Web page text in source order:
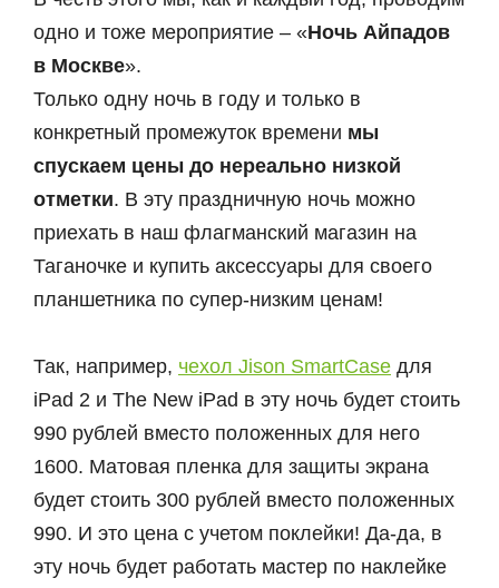
одно и тоже мероприятие – «Ночь Айпадов
в Москве».
Только одну ночь в году и только в
конкретный промежуток времени мы
спускаем цены до нереально низкой
отметки. В эту праздничную ночь можно
приехать в наш флагманский магазин на
Таганочке и купить аксессуары для своего
планшетника по супер-низким ценам!
Так, например, чехол Jison SmartCase для
iPad 2 и The New iPad в эту ночь будет стоить
990 рублей вместо положенных для него
1600. Матовая пленка для защиты экрана
будет стоить 300 рублей вместо положенных
990. И это цена с учетом поклейки! Да-да, в
эту ночь будет работать мастер по наклейке